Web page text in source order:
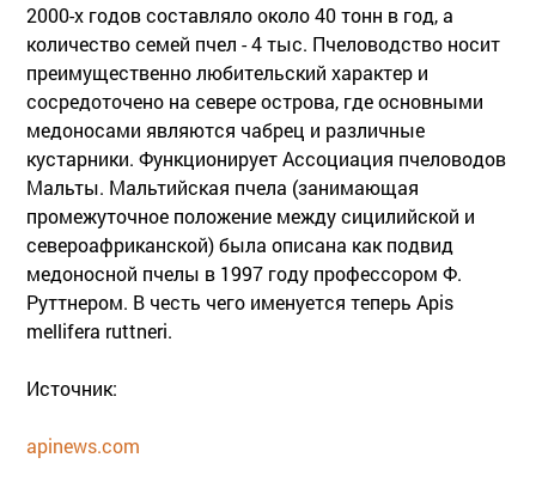
2000-х годов составляло около 40 тонн в год, а
количество семей пчел - 4 тыс. Пчеловодство носит
преимущественно любительский характер и
сосредоточено на севере острова, где основными
медоносами являются чабрец и различные
кустарники. Функционирует Ассоциация пчеловодов
Мальты. Мальтийская пчела (занимающая
промежуточное положение между сицилийской и
североафриканской) была описана как подвид
медоносной пчелы в 1997 году профессором Ф.
Руттнером. В честь чего именуется теперь Apis
mellifera ruttneri.
Источник:
apinews.com